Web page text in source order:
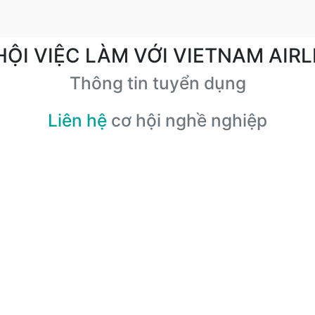
VIỆC LÀM VỚI VIETNAM
Thông tin tuyển dụng
Liên hệ cơ hội nghề nghiệp